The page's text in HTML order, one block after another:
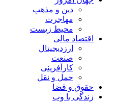
دین و مذهب
مهاجرت
محیط زیست
اقتصاد مالی
ارزدیجیتال
صنعت
کارآفرینی
حمل و نقل
حقوق و قضا
زندگی با وب